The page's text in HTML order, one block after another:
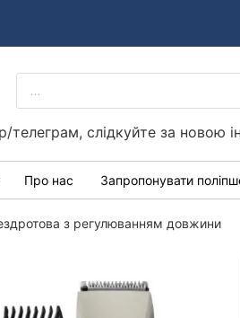
Україні
PRODUCTS
SEARCH
слідкуйте за новою
Про нас Запропонувати
з регулюванням довжини